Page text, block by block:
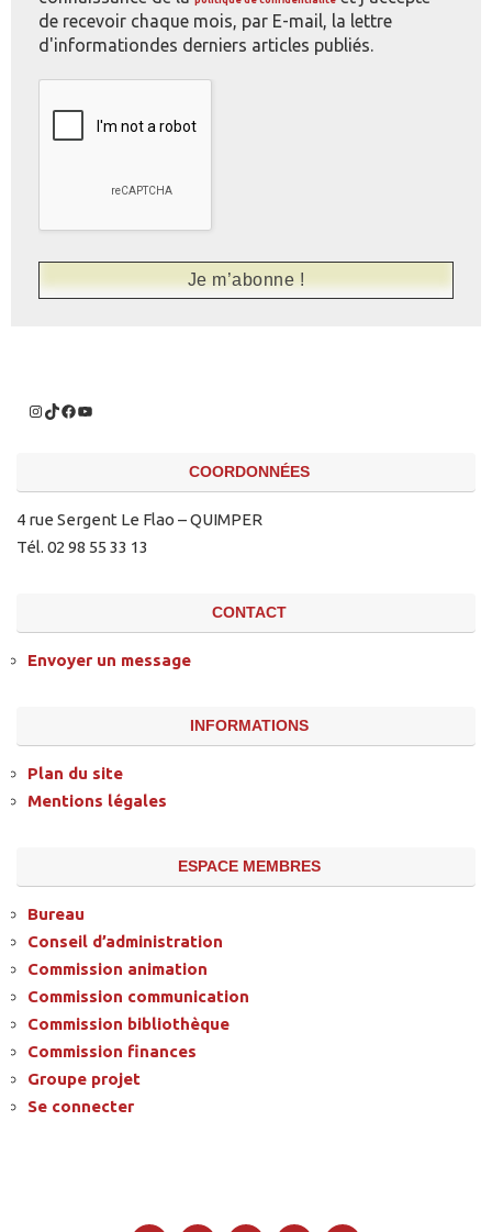
de recevoir chaque mois, par E-mail, la lettre
d'informationdes derniers articles publiés.
COORDONNÉES
4 rue Sergent Le Flao – QUIMPER
Tél. 02 98 55 33 13
CONTACT
Envoyer un message
INFORMATIONS
Plan du site
Mentions légales
ESPACE MEMBRES
Bureau
Conseil d’administration
Commission animation
Commission communication
Commission bibliothèque
Commission finances
Groupe projet
Se connecter